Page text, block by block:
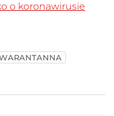
o koronawirusie